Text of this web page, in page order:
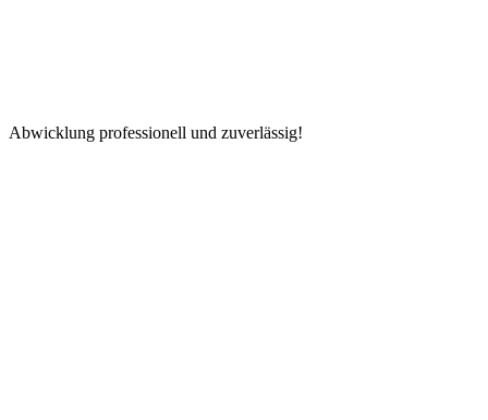
Abwicklung professionell und zuverlässig!